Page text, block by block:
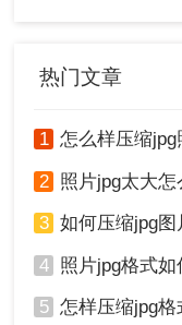
2、在画图
整大小”按钮
3、在弹出的
后适当减小“
从4000改为
热门文章
1 怎么样压缩jpg
2 照片jpg太大怎
3 如何压缩jpg图
4 照片jpg格式如何
5 怎样压缩jpg格式照